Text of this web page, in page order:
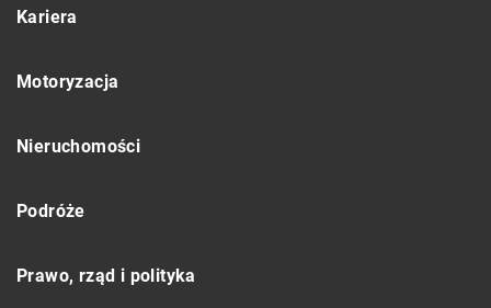
Kariera
Motoryzacja
Nieruchomości
Podróże
Prawo, rząd i polityka